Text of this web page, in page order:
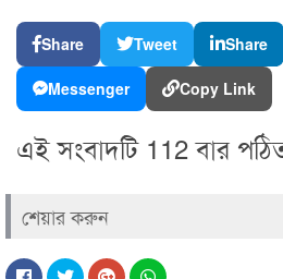
Share Tweet Share
Messenger Copy Link
এই সংবাদটি 112 বার
শেয়ার করুন